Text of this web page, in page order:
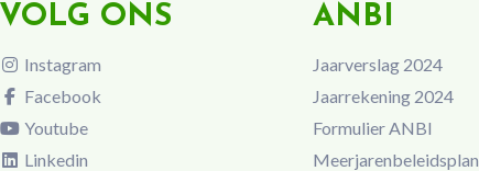
VOLG ONS
Instagram
Facebook
Youtube
Linkedin
ANBI
Jaarverslag 2024
Jaarrekening 2024
Formulier ANBI
Meerjarenbeleidsplan